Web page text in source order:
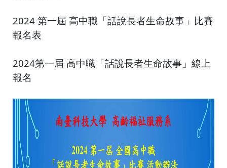
2024 第一屆 高中職 「話說長者生命故事」 比賽
報名表
2024第一屆 高中職「話說長者生命故事」 線上
報名